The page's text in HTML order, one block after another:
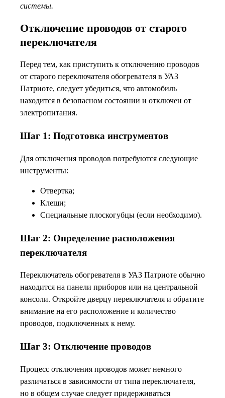
системы.
Отключение проводов от старого
переключателя
Перед тем, как приступить к отключению проводов
от старого переключателя обогревателя в УАЗ
Патриоте, следует убедиться, что автомобиль
находится в безопасном состоянии и отключен от
электропитания.
Шаг 1: Подготовка инструментов
Для отключения проводов потребуются следующие
инструменты:
Отвертка;
Клещи;
Специальные плоскогубцы (если необходимо).
Шаг 2: Определение расположения
переключателя
Переключатель обогревателя в УАЗ Патриоте обычно
находится на панели приборов или на центральной
консоли. Откройте дверцу переключателя и обратите
внимание на его расположение и количество
проводов, подключенных к нему.
Шаг 3: Отключение проводов
Процесс отключения проводов может немного
различаться в зависимости от типа переключателя,
но в общем случае следует придерживаться